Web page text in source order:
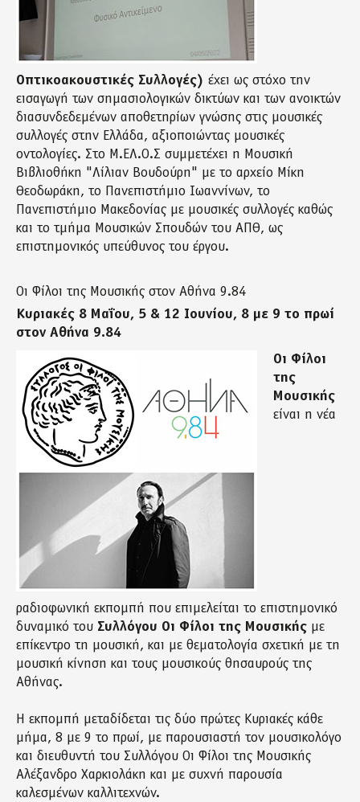
Οπτικοακουστικές Συλλογές) έχει ως στόχο την
εισαγωγή των σημασιολογικών δικτύων και των ανοικτών
διασυνδεδεμένων αποθετηρίων γνώσης στις μουσικές
συλλογές στην Ελλάδα, αξιοποιώντας μουσικές
οντολογίες. Στο Μ.ΕΛ.Ο.Σ συμμετέχει η Μουσική
Βιβλιοθήκη "Λίλιαν Βουδούρη" με τo αρχείο Μίκη
Θεοδωράκη, το Πανεπιστήμιο Ιωαννίνων, το
Πανεπιστήμιο Μακεδονίας με μουσικές συλλογές καθώς
και το τμήμα Μουσικών Σπουδών του ΑΠΘ, ως
επιστημονικός υπεύθυνος του έργου.
Οι Φίλοι της Μουσικής στον Αθήνα 9.84
Κυριακές 8 Μαΐου, 5 & 12 Ιουνίου, 8 με 9 το πρωί
στον Αθήνα 9.84
Οι Φίλοι
της
Μουσικής
είναι η νέα
ραδιοφωνική εκπομπή που επιμελείται το επιστημονικό
δυναμικό του Συλλόγου Οι Φίλοι της Μουσικής με
επίκεντρο τη μουσική, και με θεματολογία σχετική με τη
μουσική κίνηση και τους μουσικούς θησαυρούς της
Αθήνας.
Η εκπομπή μεταδίδεται τις δύο πρώτες Κυριακές κάθε
μήμα, 8 με 9 το πρωί, με παρουσιαστή τον μουσικολόγο
και διευθυντή του Συλλόγου Οι Φίλοι της Μουσικής
Αλέξανδρο Χαρκιολάκη και με συχνή παρουσία
καλεσμένων καλλιτεχνών.